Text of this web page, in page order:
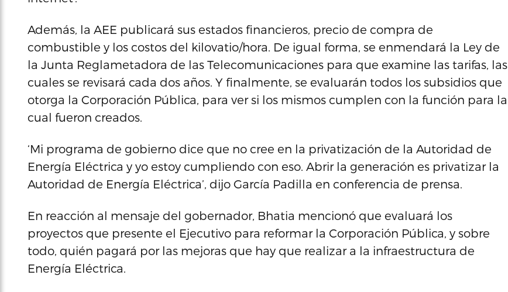
Además, la AEE publicará sus estados financieros, precio de compra de
combustible y los costos del kilovatio/hora. De igual forma, se enmendará la Ley de
la Junta Reglametadora de las Telecomunicaciones para que examine las tarifas, las
cuales se revisará cada dos años. Y finalmente, se evaluarán todos los subsidios que
otorga la Corporación Pública, para ver si los mismos cumplen con la función para la
cual fueron creados.
‘Mi programa de gobierno dice que no cree en la privatización de la Autoridad de
Energía Eléctrica y yo estoy cumpliendo con eso. Abrir la generación es privatizar la
Autoridad de Energía Eléctrica’, dijo García Padilla en conferencia de prensa.
En reacción al mensaje del gobernador, Bhatia mencionó que evaluará los
proyectos que presente el Ejecutivo para reformar la Corporación Pública, y sobre
todo, quién pagará por las mejoras que hay que realizar a la infraestructura de
Energía Eléctrica.